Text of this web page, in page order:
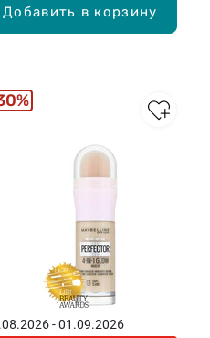
Добавить в корзину
- 01.09.2026